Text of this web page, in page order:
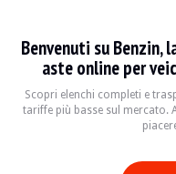
All'interno, il venditore
Il 6 cilindri da 3 litri
-Manutenzione dell'olio e del
Benvenuti su Benzin,
aste online per
Scopri elenchi completi e
tariffe più basse sul mercato.